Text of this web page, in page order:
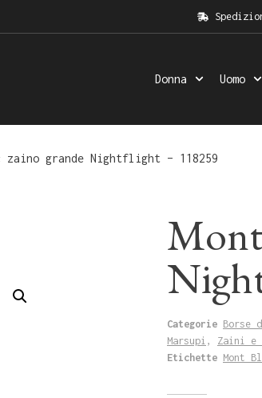
Donna Uomo
zaino grande Nightflight – 118259
Categorie Borse
Marsupi , Zaini e
Etichette Mont